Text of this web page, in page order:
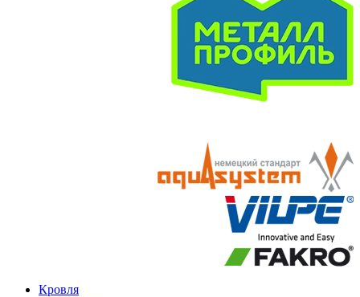
Кровля